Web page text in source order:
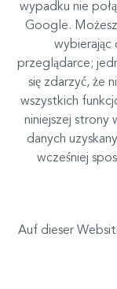
wypadku nie
Google.
wybierając
przeglądarce;
się zdarzyć, że
wszystkich
niniejszej strony
danych
wcześniej
Auf dieser